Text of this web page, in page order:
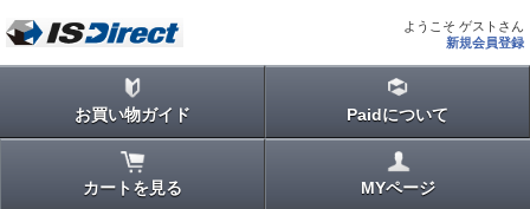
ようこそ ゲストさん
新規会員登録
お買い物ガイド Paidについて
カートを見る MYページ